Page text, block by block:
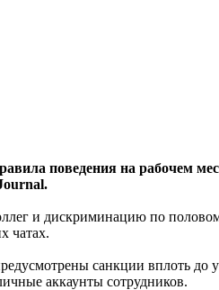
поведения на рабочем
и дискриминацию по
чатах.
санкции вплоть до
аккаунты сотрудников.